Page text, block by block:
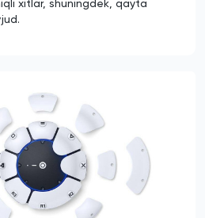
xitlar, shuningdek, qayta